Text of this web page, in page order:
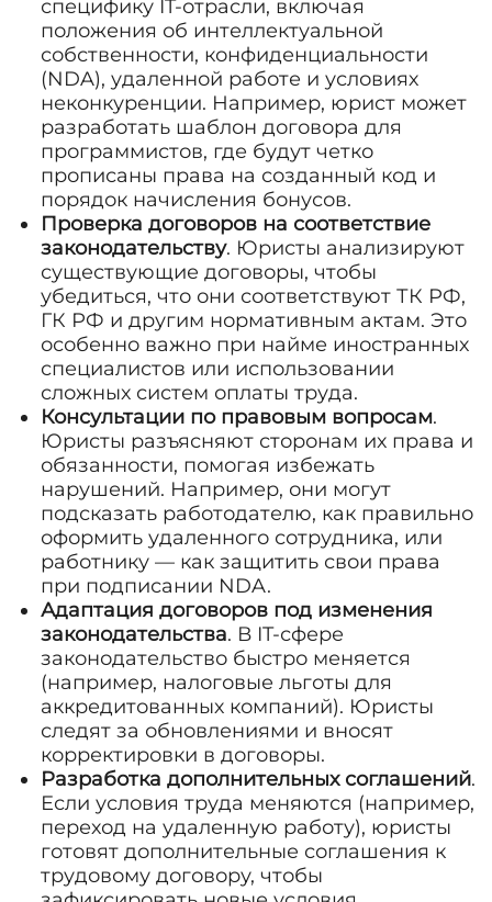
специфику IT-отрасли, включая
положения об интеллектуальной
собственности, конфиденциальности
(NDA), удаленной работе и условиях
неконкуренции. Например, юрист может
разработать шаблон договора для
программистов, где будут четко
прописаны права на созданный код и
порядок начисления бонусов.
Проверка договоров на соответствие
законодательству. Юристы анализируют
существующие договоры, чтобы
убедиться, что они соответствуют ТК РФ,
ГК РФ и другим нормативным актам. Это
особенно важно при найме иностранных
специалистов или использовании
сложных систем оплаты труда.
Консультации по правовым вопросам.
Юристы разъясняют сторонам их права и
обязанности, помогая избежать
нарушений. Например, они могут
подсказать работодателю, как правильно
оформить удаленного сотрудника, или
работнику — как защитить свои права
при подписании NDA.
Адаптация договоров под изменения
законодательства. В IT-сфере
законодательство быстро меняется
(например, налоговые льготы для
аккредитованных компаний). Юристы
следят за обновлениями и вносят
корректировки в договоры.
Разработка дополнительных соглашений.
Если условия труда меняются (например,
переход на удаленную работу), юристы
готовят дополнительные соглашения к
трудовому договору, чтобы